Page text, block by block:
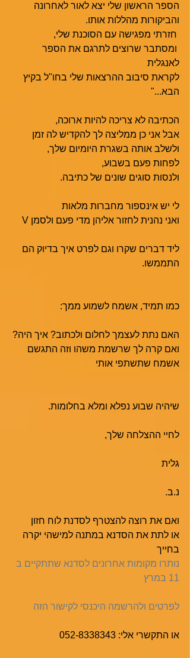
הספר הראשון שלי יצא לאור לאחרונה
והביקורות מהללות אותו.
ומסתבר שרוצים לתרגם את הספר
לאנגלית
לקראת סיבוב ההרצאות שלי בחו"ל בקיץ
הבא..."
הכתיבה לא צריכה להיות ארוכה,
אבל אני כן ממליצה לך להקדיש לה זמן
ולשלב אותה בשגרת היומיום שלך,
לפחות פעם בשבוע,
ולנסות סוגים שונים של כתיבה.
לי יש אינספור מחברות מלאות
ואני נהנית לחזור אליהן מדי פעם ולסמן V
ליד דברים שקרו וגם לפרט איך בדיוק הם
התממשו.
כמו תמיד, אשמח לשמוע ממך:
האם נתת לעצמך לחלום ולכתוב? איך היה?
ואם קרה לך שרשמת משהו וזה התגשם
אשמח שתשתפי אותי
שיהיה שבוע נפלא ומלא בחלומות.
לחיי ההצלחה שלך,
גלית
נ.ב.
ואם את רוצה להצטרף לסדנת לוח חזון
או לתת את הסדנא במתנה למישהי יקרה
בחייך
נותרו מקומות אחרונים לסדנא שתתקיים ב
11 במרץ
לפרטים ולהרשמה היכנסי לקישור הזה
או התקשרי אלי: 052-8338343